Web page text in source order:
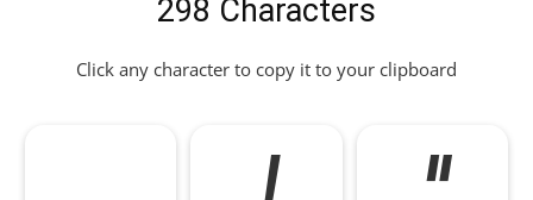
298 Characters
Click any character to copy it to your clipboard